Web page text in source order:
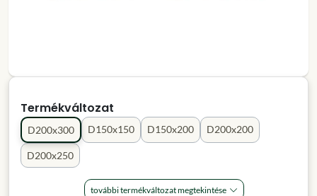
Termékváltozat
D150x150 D150x200 D200x200
D200x250
D200x300
további termékváltozat megtekintése